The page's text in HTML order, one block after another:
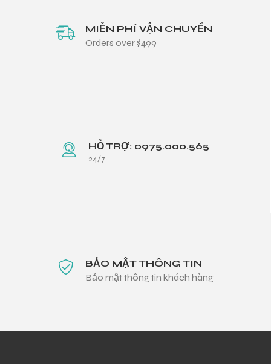
MIỄN PHÍ VẬN CHUYỂN
Orders over $499
HỖ TRỢ: 0975.000.565
24/7
BẢO MẬT THÔNG TIN
Bảo mật thông tin khách hàng